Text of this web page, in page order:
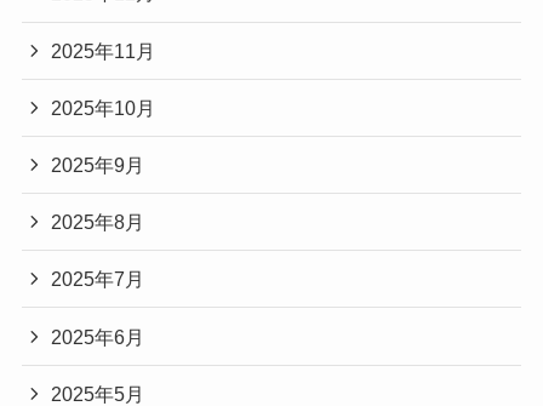
2025年11月
2025年10月
2025年9月
2025年8月
2025年7月
2025年6月
2025年5月